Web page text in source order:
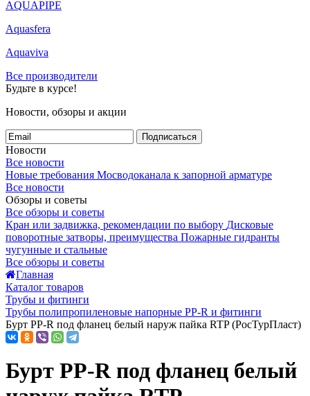
AQUAPIPE
Aquasfera
Aquaviva
Все производители
Будьте в курсе!
Новости, обзоры и акции
Подписаться
Новости
Все новости
Новые требования Мосводоканала к запорной арматуре
Все новости
Обзоры и советы
Все обзоры и советы
Кран или задвижка, рекомендации по выбору Дисковые
поворотные затворы, преимущества Пожарные гидранты
чугунные и стальные
Все обзоры и советы
Главная
Каталог товаров
Трубы и фитинги
Трубы полипропиленовые напорные PP-R и фитинги
Бурт PP-R под фланец белый наруж пайка RTP (РосТурПласт)
Бурт PP-R под фланец белый